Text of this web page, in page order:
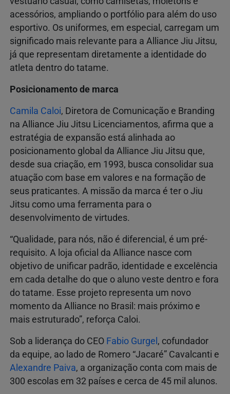
acessórios, ampliando o portfólio para além do uso
esportivo. Os uniformes, em especial, carregam um
significado mais relevante para a Alliance Jiu Jitsu,
já que representam diretamente a identidade do
atleta dentro do tatame.
Posicionamento de marca
Camila Caloi, Diretora de Comunicação e Branding
na Alliance Jiu Jitsu Licenciamentos, afirma que a
estratégia de expansão está alinhada ao
posicionamento global da Alliance Jiu Jitsu que,
desde sua criação, em 1993, busca consolidar sua
atuação com base em valores e na formação de
seus praticantes. A missão da marca é ter o Jiu
Jitsu como uma ferramenta para o
desenvolvimento de virtudes.
“Qualidade, para nós, não é diferencial, é um pré-
requisito. A loja oficial da Alliance nasce com
objetivo de unificar padrão, identidade e excelência
em cada detalhe do que o aluno veste dentro e fora
do tatame. Esse projeto representa um novo
momento da Alliance no Brasil: mais próximo e
mais estruturado”, reforça Caloi.
Sob a liderança do CEO Fabio Gurgel , cofundador
da equipe, ao lado de Romero “Jacaré” Cavalcanti e
Alexandre Paiva, a organização conta com mais de
300 escolas em 32 países e cerca de 45 mil alunos.